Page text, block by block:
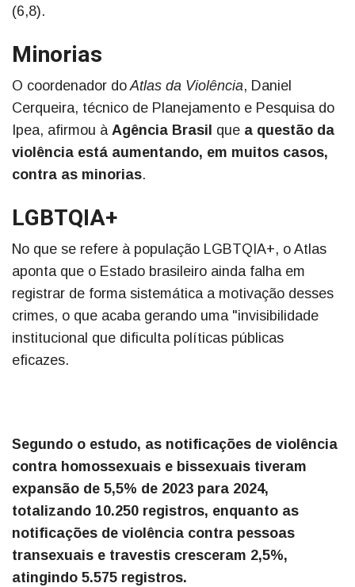
(6,8).
Minorias
O coordenador doAtlas da Violência, Daniel
Cerqueira, técnico de Planejamento e Pesquisa do
Ipea, afirmou à Agência Brasil que a questão da
violência está aumentando, em muitos casos,
contra as minorias.
LGBTQIA+
No que se refere à população LGBTQIA+, o Atlas
aponta que o Estado brasileiro ainda falha em
registrar de forma sistemática a motivação desses
crimes, o que acaba gerando uma "invisibilidade
institucional que dificulta políticas públicas
eficazes.
Segundo o estudo, as notificações de violência
contra homossexuais e bissexuais tiveram
expansão de 5,5% de 2023 para 2024,
totalizando 10.250 registros, enquanto as
notificações de violência contra pessoas
transexuais e travestis cresceram 2,5%,
atingindo 5.575 registros.